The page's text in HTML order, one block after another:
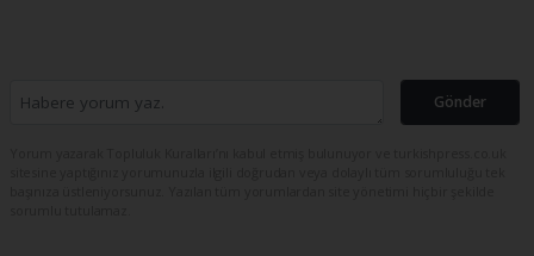
Gönder